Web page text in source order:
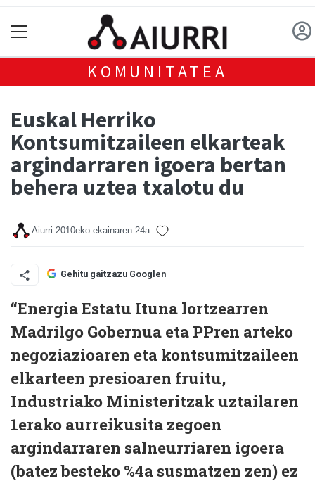
KOMUNITATEA
Euskal Herriko
Kontsumitzaileen elkarteak
argindarraren igoera bertan
behera uztea txalotu du
Aiurri 2010eko ekainaren 24a
Gehitu gaitzazu Googlen
“Energia Estatu Ituna lortzearren
Madrilgo Gobernua eta PPren arteko
negoziazioaren eta kontsumitzaileen
elkarteen presioaren fruitu,
Industriako Ministeritzak uztailaren
1erako aurreikusita zegoen
argindarraren salneurriaren igoera
(batez besteko %4a susmatzen zen) ez